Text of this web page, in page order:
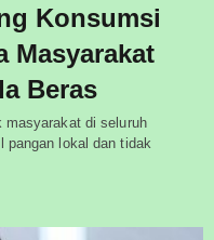
Konsumsi
Masyarakat
Beras
masyarakat di seluruh
pangan lokal dan tidak